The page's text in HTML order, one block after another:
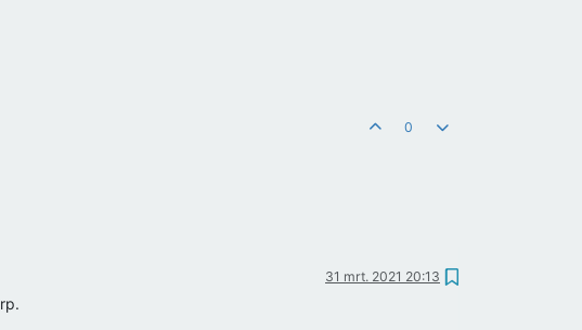
0
31 mrt. 2021 20:13